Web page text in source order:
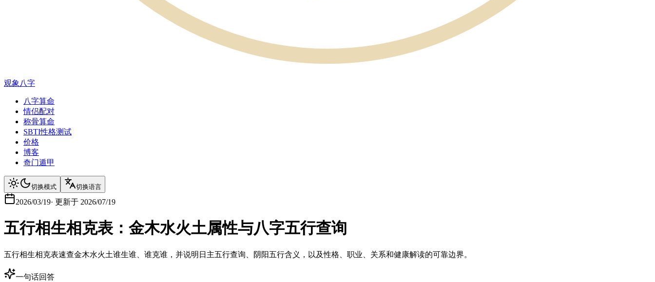
观象八字
八字算命
情侣配对
称骨算命
SBTI性格测试
价格
博客
奇门遁甲
切换模式 切换语言
2026/03/19· 更新于 2026/07/19
五行相生相克表：金木水火土属性与八字五行查询
五行相生相克表速查金木水火土谁生谁、谁克谁，并说明日主五行查询、阴阳五行含义，以及性格、职业、关系和健康解读的可靠边界。
一句话回答